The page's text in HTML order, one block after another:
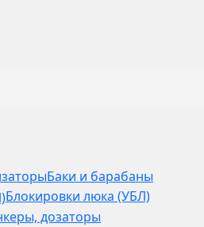
Баки и барабаны
Блокировки люка (УБЛ)
дозаторы